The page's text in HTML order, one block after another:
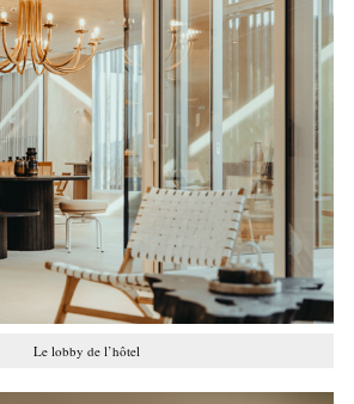
Le lobby de l’hôtel